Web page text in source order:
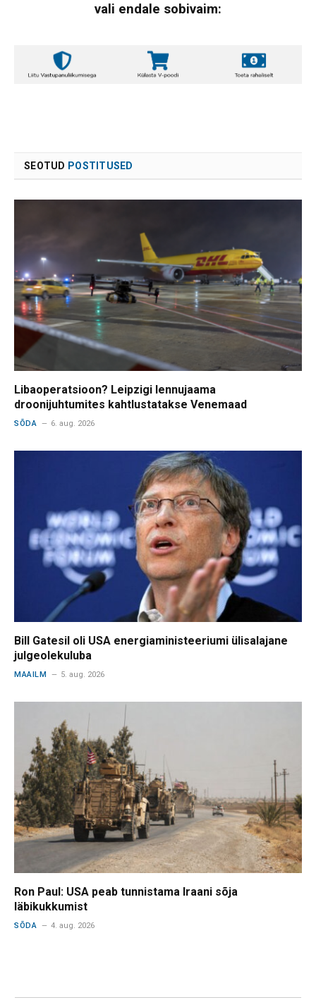
vali endale sobivaim:
SEOTUD POSTITUSED
Libaoperatsioon? Leipzigi lennujaama
droonijuhtumites kahtlustatakse Venemaad
SÕDA 6. aug. 2026
Bill Gatesil oli USA energiaministeeriumi ülisalajane
julgeolekuluba
MAAILM 5. aug. 2026
Ron Paul: USA peab tunnistama Iraani sõja
läbikukkumist
SÕDA 4. aug. 2026